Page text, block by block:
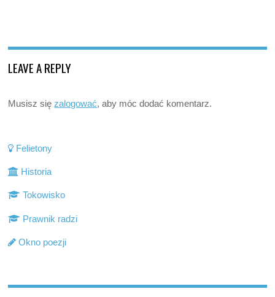
LEAVE A REPLY
Musisz sięzalogować, aby móc dodać komentarz.
Felietony
Historia
Tokowisko
Prawnik radzi
Okno poezji